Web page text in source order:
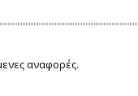
αναφορές.